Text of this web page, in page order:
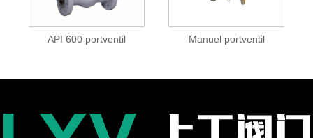
API 600 portventil Manuel portventil